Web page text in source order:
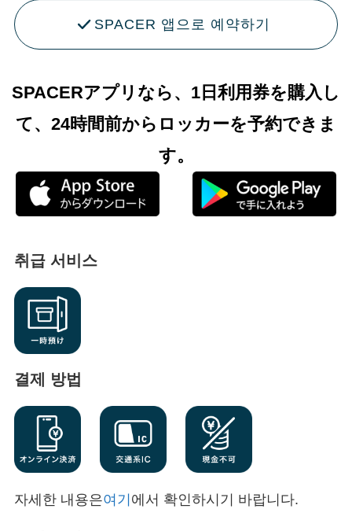
SPACER 앱으로 예약하기
SPACERアプリなら、1日利用券を購入し
て、24時間前からロッカーを予約できま
す。
취급 서비스
결제 방법
자세한 내용은여기 에서 확인하시기 바랍니다.